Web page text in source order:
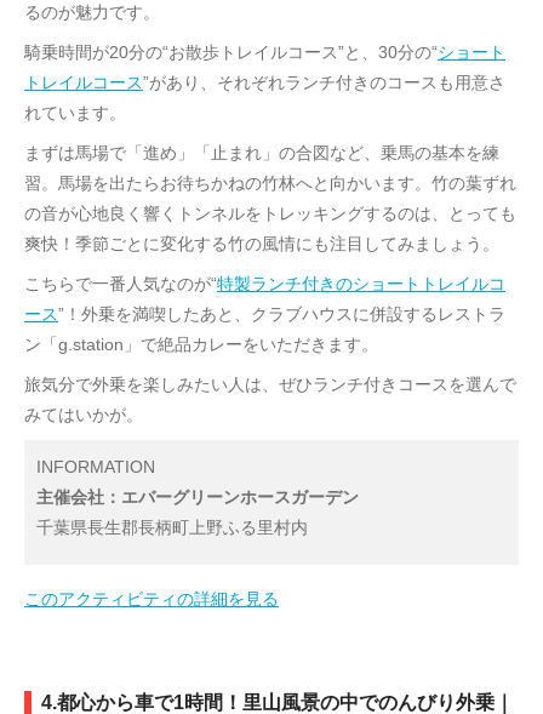
るのが魅力です。
騎乗時間が20分の“お散歩トレイルコース”と、30分の“ショート
トレイルコース”があり、それぞれランチ付きのコースも用意さ
れています。
まずは馬場で「進め」「止まれ」の合図など、乗馬の基本を練
習。馬場を出たらお待ちかねの竹林へと向かいます。竹の葉ずれ
の音が心地良く響くトンネルをトレッキングするのは、とっても
爽快！季節ごとに変化する竹の風情にも注目してみましょう。
こちらで一番人気なのが“特製ランチ付きのショートトレイルコ
ース”！外乗を満喫したあと、クラブハウスに併設するレストラ
ン「g.station」で絶品カレーをいただきます。
旅気分で外乗を楽しみたい人は、ぜひランチ付きコースを選んで
みてはいかが。
INFORMATION
主催会社：エバーグリーンホースガーデン
千葉県長生郡長柄町上野ふる里村内
このアクティビティの詳細を見る
4.都心から車で1時間！里山風景の中でのんびり外乗｜